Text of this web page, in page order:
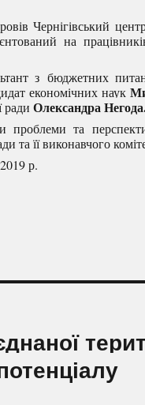
Чернігівський
на
з бюджетних
економічних наук
ради ОлександраНегод
проблеми та
та її виконавчого
р.